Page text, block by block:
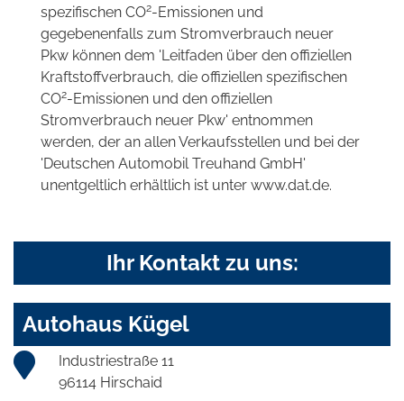
spezifischen CO2-Emissionen und
gegebenenfalls zum Stromverbrauch neuer
Pkw können dem 'Leitfaden über den offiziellen
Kraftstoffverbrauch, die offiziellen spezifischen
CO2-Emissionen und den offiziellen
Stromverbrauch neuer Pkw' entnommen
werden, der an allen Verkaufsstellen und bei der
'Deutschen Automobil Treuhand GmbH'
unentgeltlich erhältlich ist unter www.dat.de.
Ihr Kontakt zu uns:
Autohaus Kügel
Industriestraße 11
96114 Hirschaid